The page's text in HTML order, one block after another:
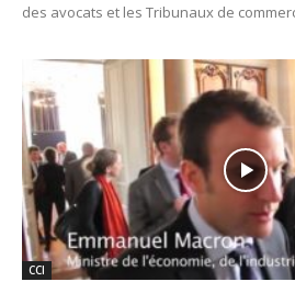
des avocats et les Tribunaux de
CCI